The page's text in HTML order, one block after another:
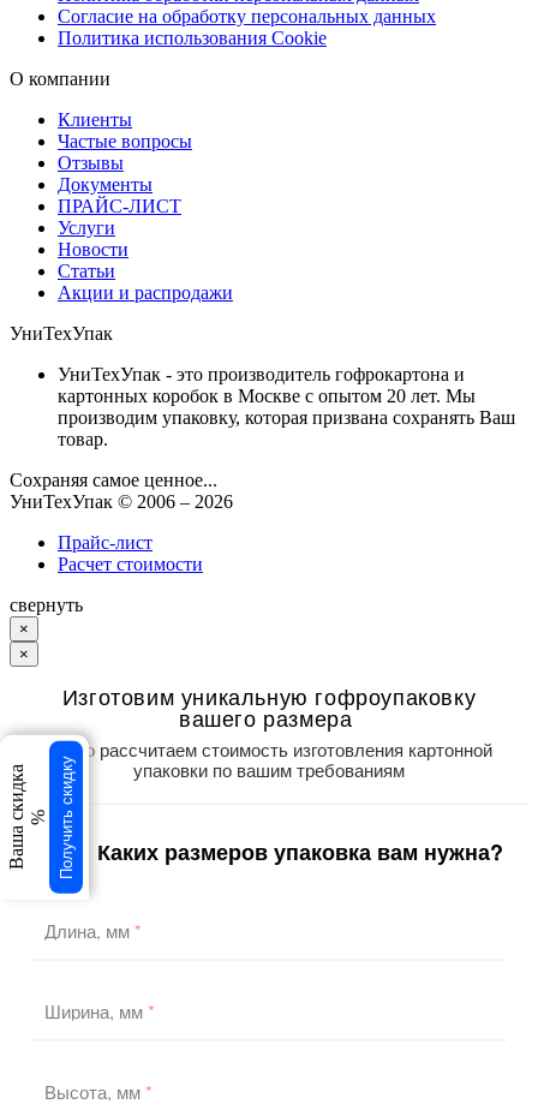
Согласие на обработку персональных данных
Политика использования Cookie
О компании
Клиенты
Частые вопросы
Отзывы
Документы
ПРАЙС-ЛИСТ
Услуги
Новости
Статьи
Акции и распродажи
УниТехУпак
УниТехУпак - это производитель гофрокартона и
картонных коробок в Москве с опытом 20 лет. Мы
производим упаковку, которая призвана сохранять Ваш
товар.
Сохраняя самое ценное...
УниТехУпак © 2006 – 2026
Прайс-лист
Расчет стоимости
свернуть
×
×
Изготовим уникальную гофроупаковку
вашего размера
Точно рассчитаем стоимость изготовления картонной
упаковки по вашим требованиям
/3 Каких размеров упаковка вам нужна?
Длина, мм*
Ширина, мм*
Высота, мм*
Ваша скидка % Получить скидку